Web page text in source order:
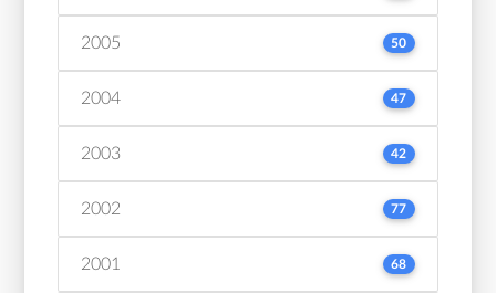
2005 50
2004 47
2003 42
2002 77
2001 68